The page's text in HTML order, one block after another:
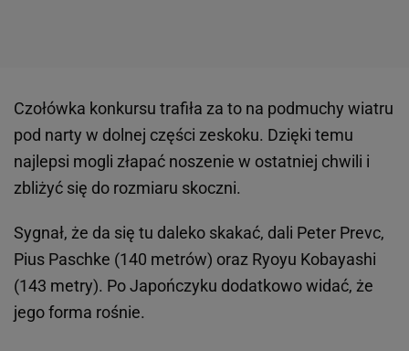
Czołówka konkursu trafiła za to na podmuchy wiatru
pod narty w dolnej części zeskoku. Dzięki temu
najlepsi mogli złapać noszenie w ostatniej chwili i
zbliżyć się do rozmiaru skoczni.
Sygnał, że da się tu daleko skakać, dali Peter Prevc,
Pius Paschke (140 metrów) oraz Ryoyu Kobayashi
(143 metry). Po Japończyku dodatkowo widać, że
jego forma rośnie.